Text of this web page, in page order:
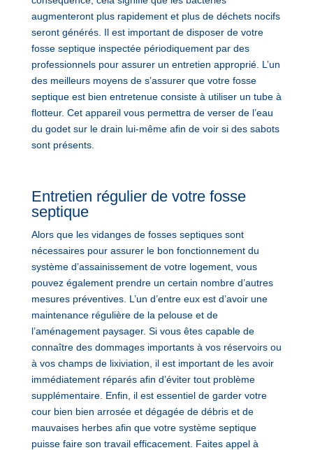
augmenteront plus rapidement et plus de déchets nocifs
seront générés. Il est important de disposer de votre
fosse septique inspectée périodiquement par des
professionnels pour assurer un entretien approprié. L’un
des meilleurs moyens de s’assurer que votre fosse
septique est bien entretenue consiste à utiliser un tube à
flotteur. Cet appareil vous permettra de verser de l’eau
du godet sur le drain lui-même afin de voir si des sabots
sont présents.
Entretien régulier de votre fosse
septique
Alors que les vidanges de fosses septiques sont
nécessaires pour assurer le bon fonctionnement du
système d’assainissement de votre logement, vous
pouvez également prendre un certain nombre d’autres
mesures préventives. L’un d’entre eux est d’avoir une
maintenance régulière de la pelouse et de
l’aménagement paysager. Si vous êtes capable de
connaître des dommages importants à vos réservoirs ou
à vos champs de lixiviation, il est important de les avoir
immédiatement réparés afin d’éviter tout problème
supplémentaire. Enfin, il est essentiel de garder votre
cour bien bien arrosée et dégagée de débris et de
mauvaises herbes afin que votre système septique
puisse faire son travail efficacement. Faites appel à